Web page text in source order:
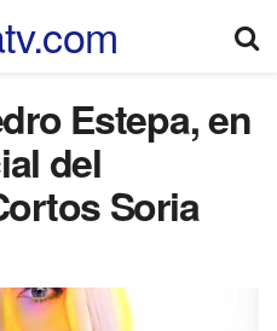
Estepa, en
del
Soria